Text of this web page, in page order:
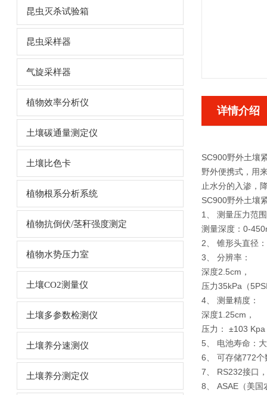
昆虫灭杀试验箱
昆虫采样器
气旋采样器
植物效率分析仪
土壤碳通量测定仪
土壤比色卡
植物根系分析系统
植物抗倒伏/茎秆强度测定
植物水势压力室
土壤CO2测量仪
土壤多参数检测仪
土壤养分速测仪
土壤养分测定仪
详情介绍
SC900野外土壤
野外便携式，用
止水分的入渗，
SC900野外土壤
1、 测量压力范
测量深度：0-
2、 锥形头直径
3、 分辨率：
深度2.5cm，
压力35kPa（
4、 测量精度：
深度1.25cm，
压力： ±103
5、 电池寿命：
6、 可存储772
7、 RS232接口
8、 ASAE（美国